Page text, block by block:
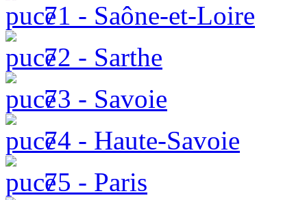
71 - Saône-et-Loire
72 - Sarthe
73 - Savoie
74 - Haute-Savoie
75 - Paris